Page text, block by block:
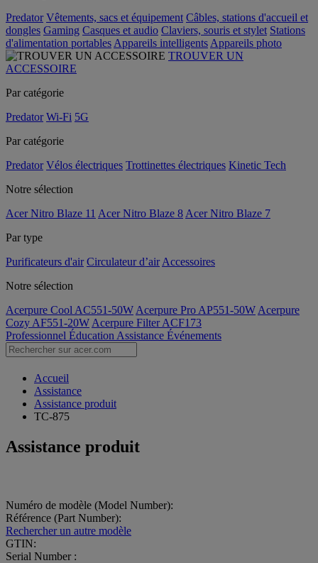
Predator Vêtements, sacs et équipement Câbles, stations d'accueil et
dongles Gaming Casques et audio Claviers, souris et stylet Stations
d'alimentation portables Appareils intelligents Appareils photo
TROUVER UN
ACCESSOIRE
Par catégorie
Predator Wi-Fi 5G
Par catégorie
Predator Vélos électriques Trottinettes électriques Kinetic Tech
Notre sélection
Acer Nitro Blaze 11 Acer Nitro Blaze 8 Acer Nitro Blaze 7
Par type
Purificateurs d'air Circulateur d’air Accessoires
Notre sélection
Acerpure Cool AC551-50W Acerpure Pro AP551-50W Acerpure
Cozy AF551-20W Acerpure Filter ACF173
Professionnel Éducation Assistance Événements
Accueil
Assistance
Assistance produit
TC-875
Assistance produit
Numéro de modèle (Model Number):
Référence (Part Number):
Rechercher un autre modèle
GTIN:
Serial Number :